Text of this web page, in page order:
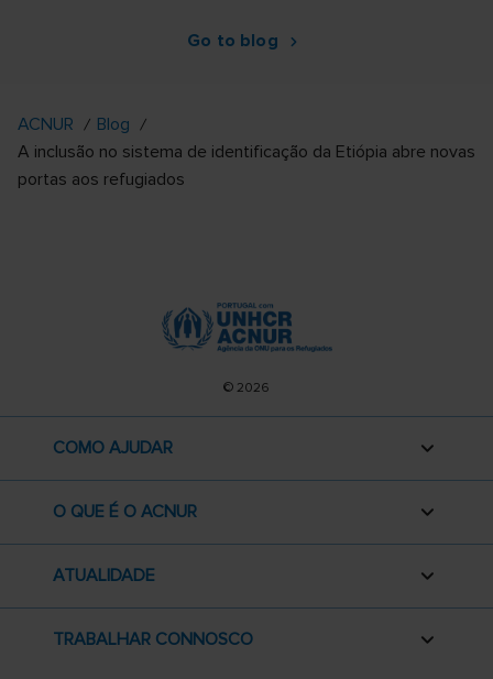
Go to blog
ACNUR
Blog
A inclusão no sistema de identificação da Etiópia abre novas
portas aos refugiados
© 2026
COMO AJUDAR
O QUE É O ACNUR
ATUALIDADE
TRABALHAR CONNOSCO